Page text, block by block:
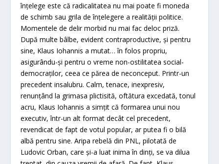
înţelege este că radicalitatea nu mai poate fi moneda
de schimb sau grila de înţelegere a realităţii politice.
Momentele de delir morbid nu mai fac deloc priză.
După multe bâlbe, evident contraproductive, şi pentru
sine, Klaus Iohannis a mutat… în folos propriu,
asigurându-şi pentru o vreme non-ostilitatea social-
democraţilor, ceea ce părea de neconceput. Printr-un
precedent insalubru. Calm, tenace, inexpresiv,
renunţând la grimasa plictisită, oftătura excedată, tonul
acru, Klaus Iohannis a simţit că formarea unui nou
executiv, într-un alt format decât cel precedent,
revendicat de fapt de votul popular, ar putea fi o bilă
albă pentru sine. Aripa rebelă din PNL, pilotată de
Ludovic Orban, care şi-a luat inima în dinţi, se va dilua